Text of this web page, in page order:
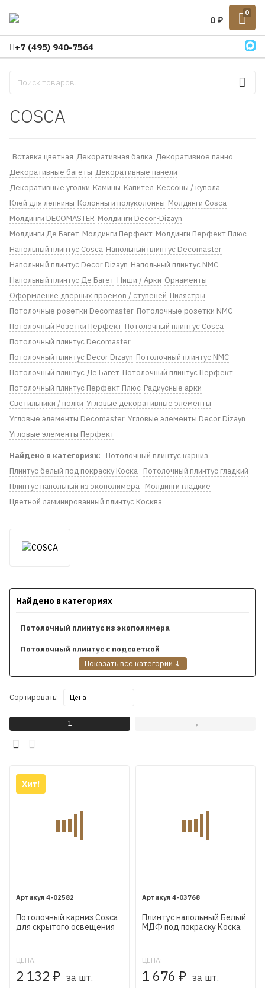
0
0 ₽
+7 (495) 940-7564
COSCA
Вставка цветная Декоративная балка Декоративное панно
Декоративные багеты Декоративные панели
Декоративные уголки Камины Капител Кессоны / купола
Клей для лепнины Колонны и полуколонны Молдинги Cosca
Молдинги DECOMASTER Молдинги Decor-Dizayn
Молдинги Де Багет Молдинги Перфект Молдинги Перфект Плюс
Напольный плинтус Cosca Напольный плинтус Decomaster
Напольный плинтус Decor Dizayn Напольный плинтус NMC
Напольный плинтус Де Багет Ниши / Арки Орнаменты
Оформление дверных проемов / ступеней Пилястры
Потолочные розетки Decomaster Потолочные розетки NMC
Потолочный Розетки Перфект Потолочный плинтус Cosca
Потолочный плинтус Decomaster
Потолочный плинтус Dеcor Dizayn Потолочный плинтус NMC
Потолочный плинтус Де Багет Потолочный плинтус Перфект
Потолочный плинтус Перфект Плюс Радиусные арки
Светильники / полки Угловые декоративные элементы
Угловые элементы Decomaster Угловые элементы Decor Dizayn
Угловые элементы Перфект
Найдено в категориях:
Потолочный плинтус карниз
Плинтус белый под покраску Коска Потолочный плинтус гладкий
Плинтус напольный из экополимера Молдинги гладкие
Цветной ламинированный плинтус Косква
Найдено в категориях
Потолочный плинтус из экополимера
Потолочный плинтус с подсветкой
Потолочный плинтус гладкий
Цветной ламинированный плинтус Косква
Напольный плинтус Cosca
Молдинги из Экополимера
Молдинги Cosca
Показать все категории ↓
Сортировать:
1 →
Хит!
4-02582
Потолочный карниз Cosca
для скрытого освещения
ЦЕНА:
2 132 ₽ за шт.
4-03768
Плинтус напольный Белый
МДФ под покраску Коска
ЦЕНА:
1 676 ₽ за шт.